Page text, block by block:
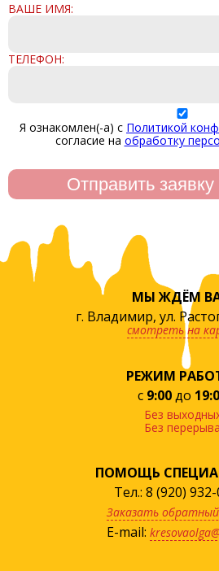
ВАШЕ ИМЯ:
ТЕЛЕФОН:
Я ознакомлен(-а) с Политикой
согласие на обработку
МЫ ЖДЁМ
г. Владимир, ул.
смотреть на
РЕЖИМ
с 9:00до
Без
Без перерыва
ПОМОЩЬ
Тел.: 8 (920)
Заказать обратный
E-mail: